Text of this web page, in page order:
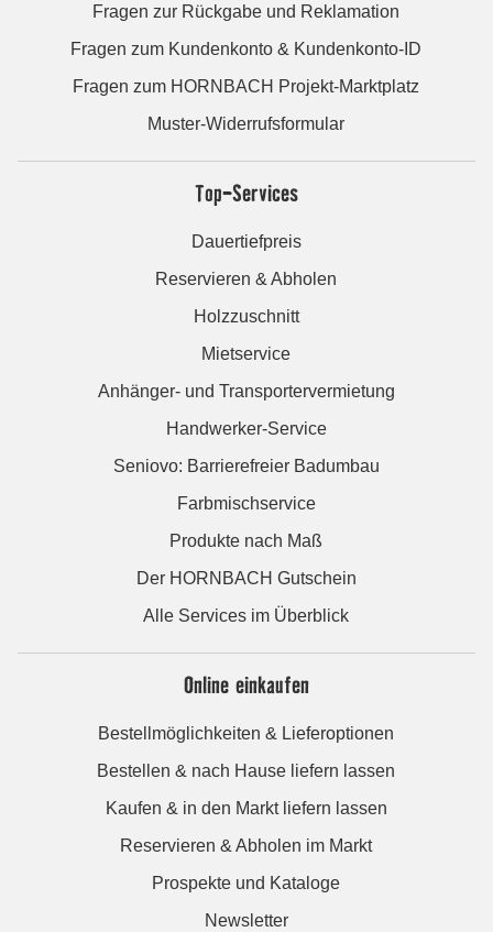
Fragen zur Rückgabe und Reklamation
Fragen zum Kundenkonto & Kundenkonto-ID
Fragen zum HORNBACH Projekt-Marktplatz
Muster-Widerrufsformular
Top-Services
Dauertiefpreis
Reservieren & Abholen
Holzzuschnitt
Mietservice
Anhänger- und Transportervermietung
Handwerker-Service
Seniovo: Barrierefreier Badumbau
Farbmischservice
Produkte nach Maß
Der HORNBACH Gutschein
Alle Services im Überblick
Online einkaufen
Bestellmöglichkeiten & Lieferoptionen
Bestellen & nach Hause liefern lassen
Kaufen & in den Markt liefern lassen
Reservieren & Abholen im Markt
Prospekte und Kataloge
Newsletter